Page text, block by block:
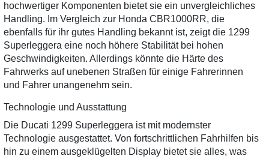
hochwertiger Komponenten bietet sie ein unvergleichliches
Handling. Im Vergleich zur Honda CBR1000RR, die
ebenfalls für ihr gutes Handling bekannt ist, zeigt die 1299
Superleggera eine noch höhere Stabilität bei hohen
Geschwindigkeiten. Allerdings könnte die Härte des
Fahrwerks auf unebenen Straßen für einige Fahrerinnen
und Fahrer unangenehm sein.
Technologie und Ausstattung
Die Ducati 1299 Superleggera ist mit modernster
Technologie ausgestattet. Von fortschrittlichen Fahrhilfen bis
hin zu einem ausgeklügelten Display bietet sie alles, was